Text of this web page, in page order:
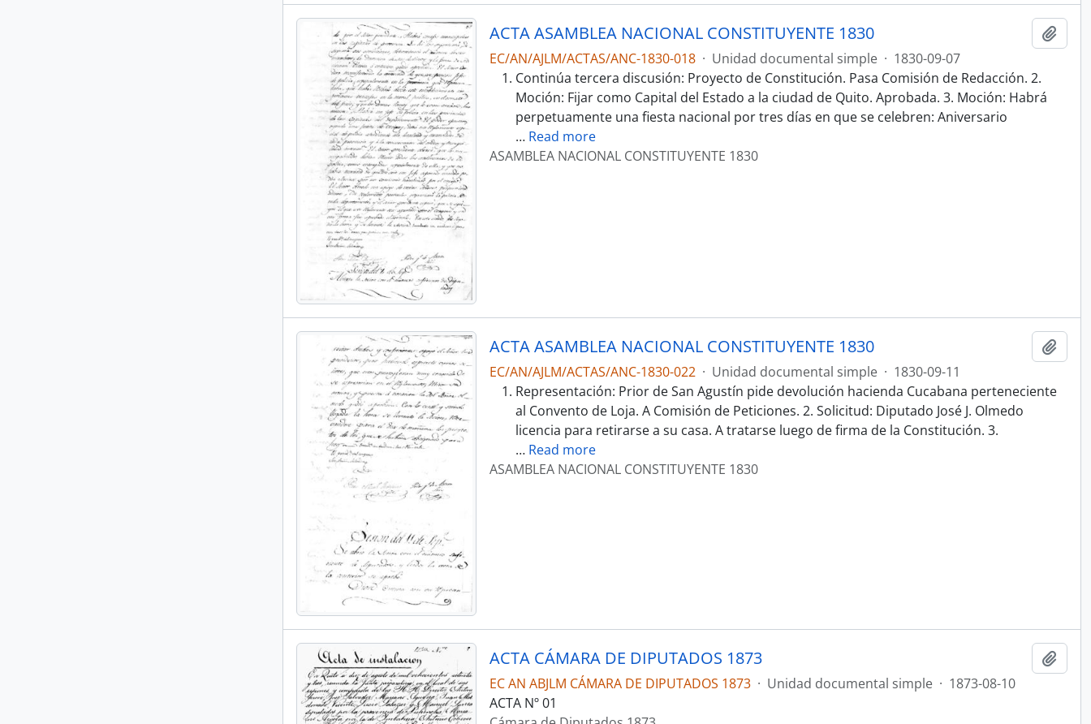
ACTA ASAMBLEA NACIONAL CONSTITUYENTE 1830
EC/AN/AJLM/ACTAS/ANC-1830-018 · Unidad documental simple · 1830-09-07
Continúa tercera discusión: Proyecto de Constitución. Pasa Comisión de Redacción. 2.
Moción: Fijar como Capital del Estado a la ciudad de Quito. Aprobada. 3. Moción: Habrá
perpetuamente una fiesta nacional por tres días en que se celebren: Aniversario
… Read more
ASAMBLEA NACIONAL CONSTITUYENTE 1830
ACTA ASAMBLEA NACIONAL CONSTITUYENTE 1830
EC/AN/AJLM/ACTAS/ANC-1830-022 · Unidad documental simple · 1830-09-11
Representación: Prior de San Agustín pide devolución hacienda Cucabana perteneciente
al Convento de Loja. A Comisión de Peticiones. 2. Solicitud: Diputado José J. Olmedo
licencia para retirarse a su casa. A tratarse luego de firma de la Constitución. 3.
… Read more
ASAMBLEA NACIONAL CONSTITUYENTE 1830
ACTA CÁMARA DE DIPUTADOS 1873
EC AN ABJLM CÁMARA DE DIPUTADOS 1873 · Unidad documental simple · 1873-08-10
ACTA Nº 01